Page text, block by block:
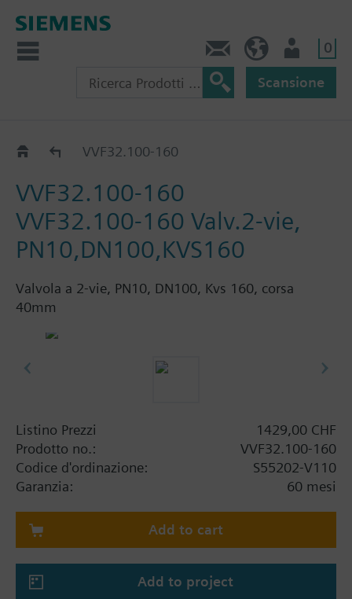
0
Scansione
VVF32..VVF32.100-160
VVF32.100-160
VVF32.100-160 Valv.2-vie,
PN10,DN100,KVS160
Valvola a 2-vie, PN10, DN100, Kvs 160, corsa
40mm
Listino Prezzi
1429,00 CHF
Prodotto no.:
VVF32.100-160
Codice d'ordinazione:
S55202-V110
Garanzia:
60 mesi
Add to cart
Add to project